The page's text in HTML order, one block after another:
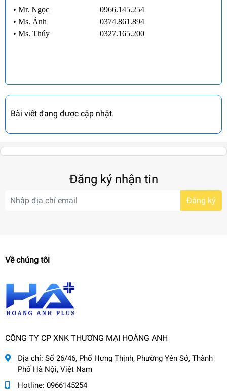
• Mr. Ngọc
0966.145.254
• Ms. Ánh
0374.861.894
• Ms. Thúy 0327.165.200
Bài viết đang được cập nhật.
Đăng ký nhận tin
Đăng ký
Về chúng tôi
CÔNG TY CP XNK THƯƠNG MẠI HOÀNG ANH
Địa chỉ: Số 26/46, Phố Hưng Thịnh, Phường Yên Sở, Thành
Phố Hà Nội, Việt Nam
Hotline: 0966145254